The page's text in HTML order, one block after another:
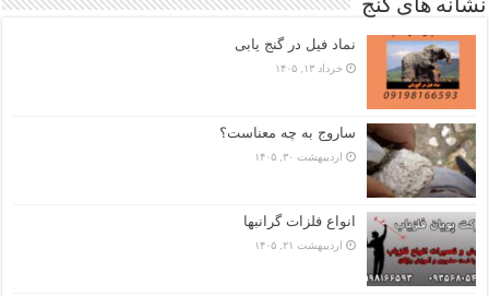
نشانه های گنج
نماد فیل در گنج یابی
خرداد ۱۳, ۱۴۰۵
ساروج به چه معناست؟
اردیبهشت ۳۰, ۱۴۰۵
انواع فلزات گرانبها
اردیبهشت ۲۱, ۱۴۰۵